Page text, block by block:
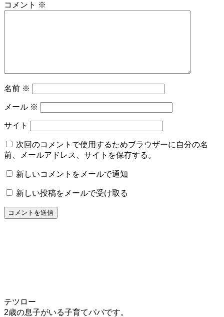
コメント ※
名前 ※
メール ※
サイト
次回のコメントで使用するためブラウザーに自分の名
前、メールアドレス、サイトを保存する。
新しいコメントをメールで通知
新しい投稿をメールで受け取る
テツロー
2歳の息子がいる子育てパパです。